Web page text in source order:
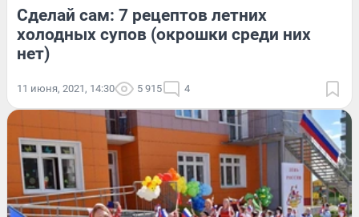
Сделай сам: 7 рецептов летних
холодных супов (окрошки среди них
нет)
11 июня, 2021, 14:30 5 915 4